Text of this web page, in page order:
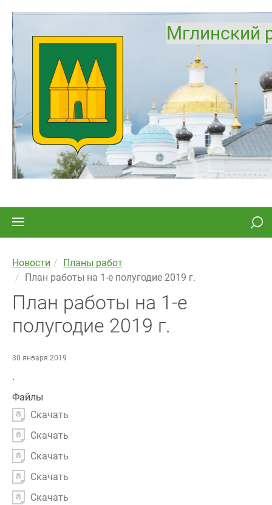
Мглинский
Новости
Планы работ
План работы на 1-е полугодие 2019 г.
План работы на 1-е
полугодие 2019 г.
30 января 2019
.
Файлы
Скачать
Скачать
Скачать
Скачать
Скачать